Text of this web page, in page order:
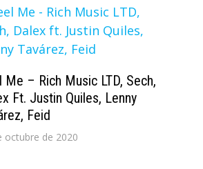
Me – Rich Music LTD, Sech,
Ft. Justin Quiles, Lenny
Feid
octubre de 2020